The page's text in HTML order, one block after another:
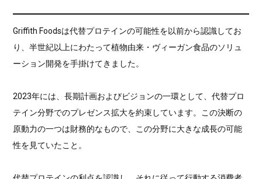
Griffith Foodsは代替プロテインの可能性を以前から認識してお
り、半世紀以上にわたって植物由来・ヴィーガン食品のソリュ
ーション開発を手掛けてきました。
2023年には、長期計画およびビジョンの一環として、代替プロ
テイン分野でのプレゼンス拡大を約束しています。この決断の
原動力の一つは財務的なもので、この分野に大きな成長の可能
性を見ていたこと。